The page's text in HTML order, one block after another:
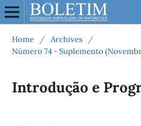
Home / Archives
/
Número 74 - Suplemento
Introdução e